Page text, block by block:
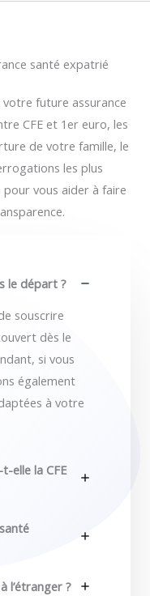
santé expatrié
future assurance
CFE et 1er euro, les
de votre famille, le
les plus
vous aider à faire
le départ ?
souscrire
dès le
si vous
également
à votre
elle la CFE
l’étranger ?